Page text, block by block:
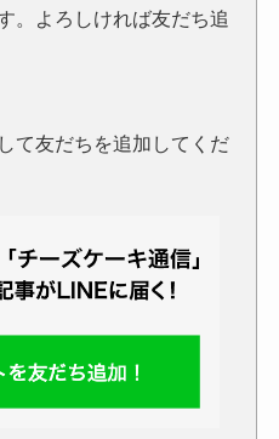
。よろしければ友だち追
て友だちを追加してくだ